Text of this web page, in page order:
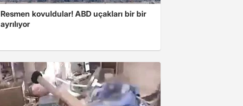
Resmen kovuldular! ABD uçakları bir bir
ayrılıyor